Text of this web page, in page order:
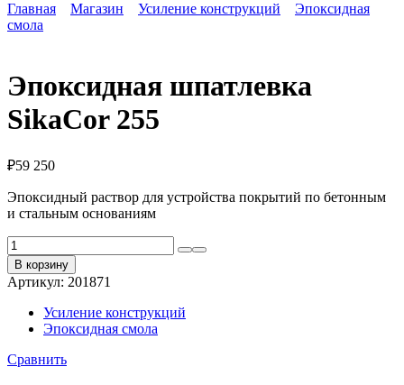
Главная
Магазин Усиление конструкций
Эпоксидная
смола
Эпоксидная шпатлевка
SikaCor 255
₽59 250
Эпоксидный раствор для устройства покрытий по бетонным
и стальным основаниям
Количество
товара
Эпоксидная
шпатлевка
SikaCor
В корзину
Артикул: 201871
Усиление конструкций
Эпоксидная смола
Сравнить